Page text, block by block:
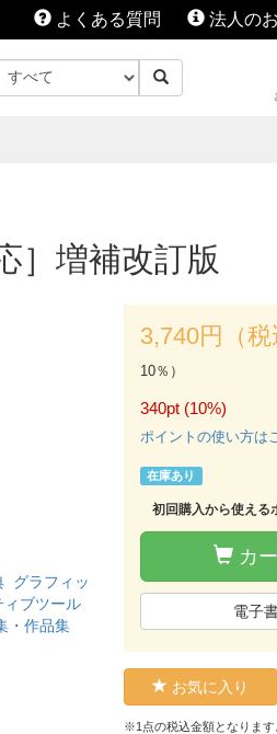
よくある質問 法人の
］増補改訂版
グラフィッ
ィブツール
・作品集
3,740円（税
10％）
340pt (10%)
ポイントの使い方は
在庫あり
初回購入から使える
カ
電子
お気に入り
※1点の税込金額となりま